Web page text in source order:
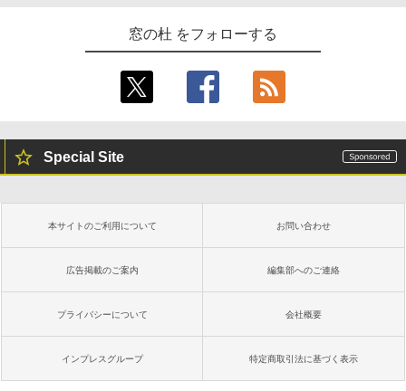
New Amazon Kindle Scribe Colorsoft |
11インチカラーディスプレイ、64GBスト
レージ、ノート機能搭載、明るさ自動調
整、色調調節ライト、プレミアムペン付
き、グラファイト
窓の杜 をフォローする
Special Site
本サイトのご利用について お問い合わせ
広告掲載のご案内 編集部へのご連絡
プライバシーについて 会社概要
インプレスグループ 特定商取引法に基づく表示